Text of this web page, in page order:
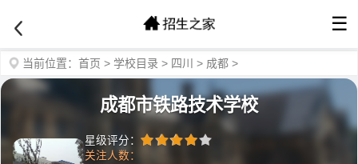
☰
当前位置： 首页 > 学校目录 > 四川 > 成都 >
成都市铁路技术学校
星级评分：
关注人数：